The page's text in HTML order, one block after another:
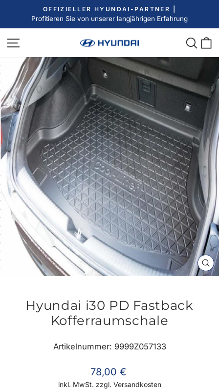
Inhalt
Pause
OFFIZIELLER HYUNDAI-PARTNER |
Profitieren Sie von unserer langjährigen Erfahrung
Seitennavigation
Hyundai i30 PD Fastback
Kofferraumschale
Artikelnummer: 9999Z057133
Normaler
Preis
78,00 €
inkl. MwSt. zzgl. Versandkosten